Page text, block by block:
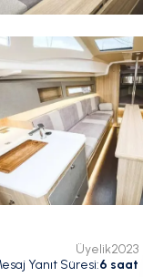
Üyelik2023
Yanıt Süresi:6 saat